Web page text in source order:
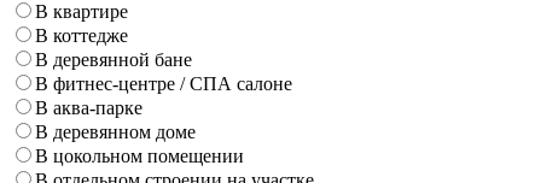
В квартире
В коттедже
В деревянной бане
В фитнес-центре / СПА салоне
В аква-парке
В деревянном доме
В цокольном помещении